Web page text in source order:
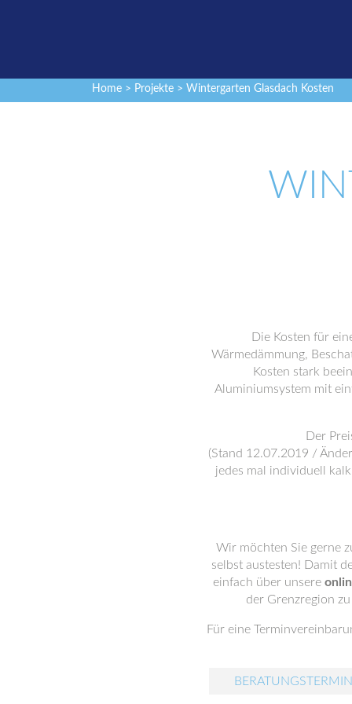
Home > Projekte > Wintergarten Glasdach Kosten
Die Kosten für
Wärmedämmung,
Kosten stark
Aluminiumsystem mit
Der
(Stand 12.07.2019 /
jedes mal individuell
Wir möchten Sie gerne
selbst austesten! Damit
einfach über unsere
der Grenzregion
Für eine